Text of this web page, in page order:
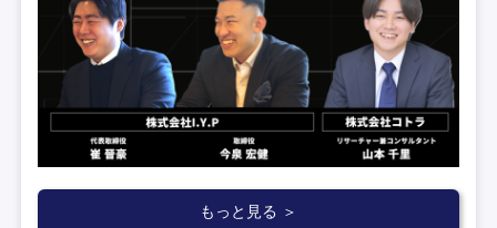
もっと見る ＞